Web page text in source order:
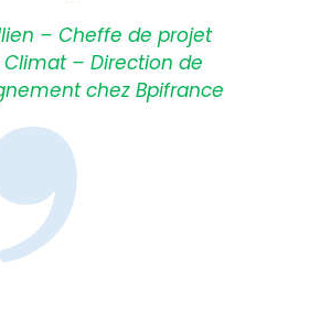
– Cheffe de projet
Climat – Direction de
chez Bpifrance